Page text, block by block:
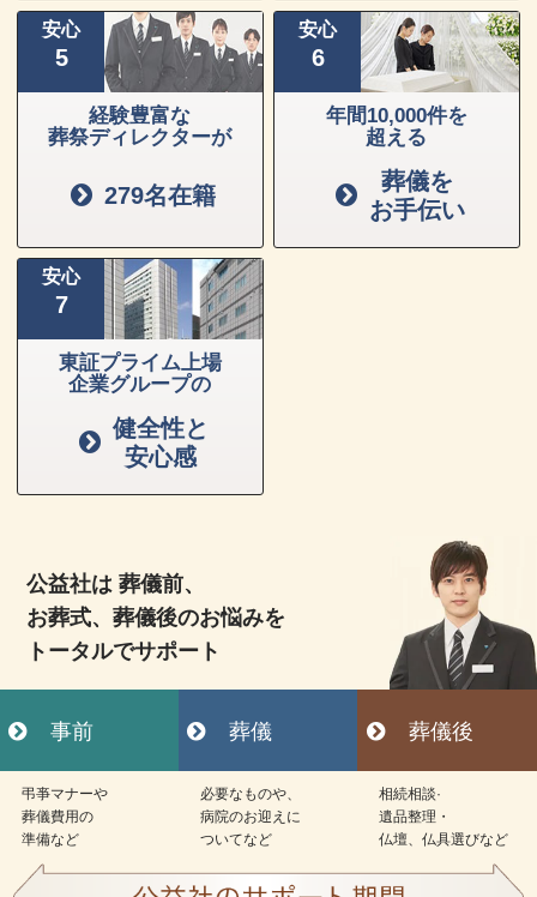
安心
5
経験豊富な
葬祭ディレクターが
279名在籍
安心
6
年間10,000件を
超える
葬儀を
お手伝い
安心
7
東証プライム上場
企業グループの
健全性と
安心感
公益社は 葬儀前、
お葬式、葬儀後のお悩みを
トータルでサポート
事前 葬儀 葬儀後
弔亊マナーや
葬儀費用の
準備など
必要なものや、
病院のお迎えに
ついてなど
相続相談·
遺品整理・
仏壇、仏具選びなど